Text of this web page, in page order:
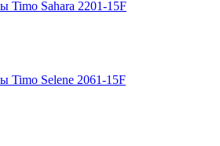
Timo Sahara 2201-15F
Timo Selene 2061-15F